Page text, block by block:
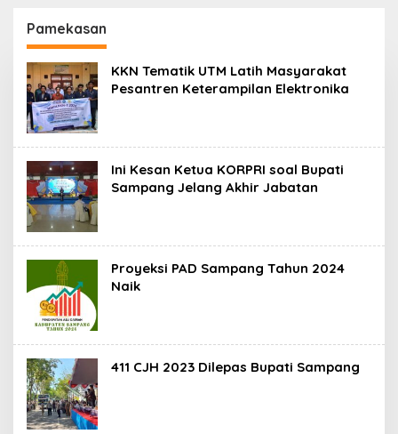
Pamekasan
KKN Tematik UTM Latih Masyarakat
Pesantren Keterampilan Elektronika
Ini Kesan Ketua KORPRI soal Bupati
Sampang Jelang Akhir Jabatan
Proyeksi PAD Sampang Tahun 2024
Naik
411 CJH 2023 Dilepas Bupati Sampang